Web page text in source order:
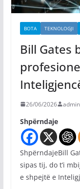
BOTA TEKNOLOGJI
Bill Gates
26/06/2026 admin
Shpërndaje
ShpërndajeBill
sipas tij, do t’i
e shpejtë e